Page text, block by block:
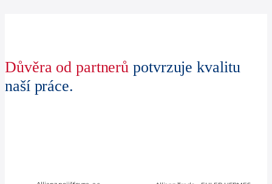
Důvěra od partnerů potvrzuje kvalitu
naší práce.